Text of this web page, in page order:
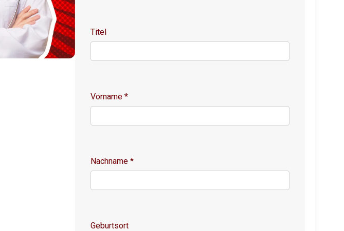
Titel
Vorname *
Nachname *
Geburtsort